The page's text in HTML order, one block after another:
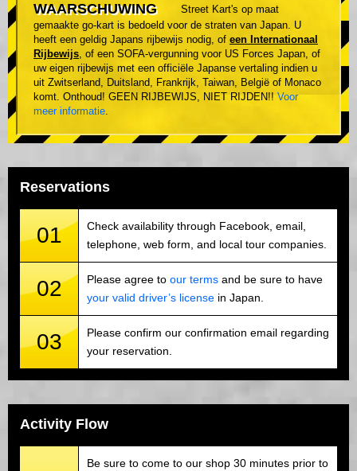
WAARSCHUWING
Street Kart's op maat
gemaakte go-kart is bedoeld voor de straten van Japan. U
heeft een geldig Japans rijbewijs nodig, of een Internationaal
Rijbewijs, of een SOFA-vergunning voor US Forces Japan, of
uw eigen rijbewijs met een officiële Japanse vertaling indien u
uit Zwitserland, Duitsland, Frankrijk, Taiwan, België of Monaco
komt. Onthoud! GEEN RIJBEWIJS, NIET RIJDEN!! Voor
meer informatie.
Reservations
01
Check availability through Facebook, email,
telephone, web form, and local tour companies.
02 Please agree to our terms and be sure to have
your valid driver’s license in Japan.
03
Please confirm our confirmation email regarding
your reservation.
Activity Flow
Be sure to come to our shop 30 minutes prior to